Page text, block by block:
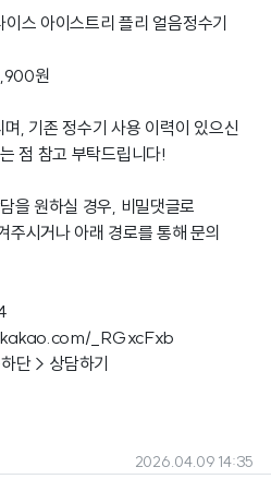
아이스트리 플리 얼음정수기
원
, 기존 정수기 사용 이력이 있으신
점 참고 부탁드립니다!
을 원하실 경우, 비밀댓글로
시거나 아래 경로를 통해 문의
_RGxcFxb
단 > 상담하기
2026.04.09 14:35